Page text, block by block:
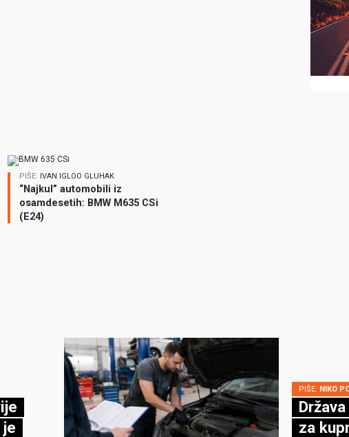
PIŠE: IVAN IGLOO GLUHAK
“Najkul” automobili iz
osamdesetih: BMW M635 CSi
(E24)
PIŠE: NIKO
za